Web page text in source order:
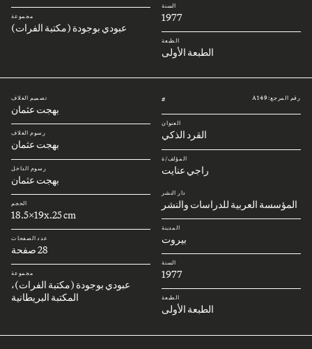
السنة
1977
الطبعة
الطبعة الأولى
مجموعة
عبودي بوجودة (مكتبة الفرات)
رقم المرجع: A149 #
العنوان
القرد الذكي
المؤلف/ة
راجي عنايت
دار النشر
المؤسسة العربية للدراسات والنشر
المدينة
بيروت
السنة
1977
الطبعة
الطبعة الأولى
تصميم الغلاف
بهجت عثمان
رسوم الغلاف
بهجت عثمان
رسوم الداخل
بهجت عثمان
الحجم
18.5x19x.25 cm
عدد الصفحات
28 صفحة
مجموعة
عبودي بوجودة (مكتبة الفرات)،
المكتبة البريطانية